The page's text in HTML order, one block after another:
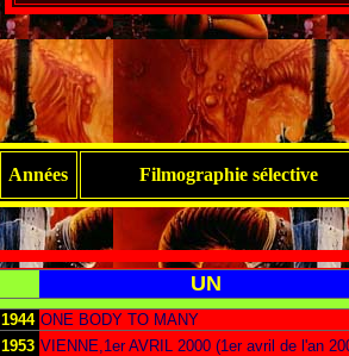
Années Filmographie sélective
UN
1944 ONE BODY TO MANY
1953 VIENNE,1er AVRIL 2000 (1er avril de l'an